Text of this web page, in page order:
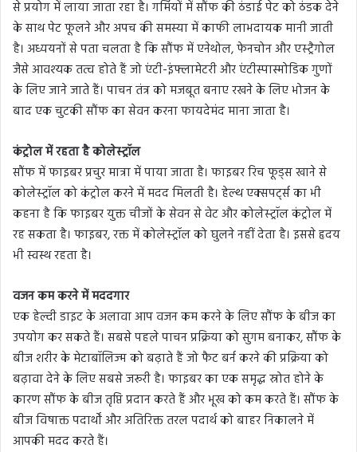
से प्रयोग में लाया जाता रहा है। गर्मियों में सौंफ की ठंडाई पेट को ठंडक देने
के साथ पेट फूलने और अपच की समस्या में काफी लाभदायक मानी जाती
है। अध्ययनों से पता चलता है कि सौंफ में एनेथोल, फेनचोन और एस्ट्रैगोल
जैसे आवश्यक तत्व होते हैं जो एंटी-इंफ्लामेटरी और एंटीस्पास्मोडिक गुणों
के लिए जाने जाते हैं। पाचन तंत्र को मजबूत बनाए रखने के लिए भोजन के
बाद एक चुटकी सौंफ का सेवन करना फायदेमंद माना जाता है।
कंट्रोल में रहता है कोलेस्ट्रॉल
सौंफ में फाइबर प्रचुर मात्रा में पाया जाता है। फाइबर रिच फूड्स खाने से
कोलेस्ट्रॉल को कंट्रोल करने में मदद मिलती है। हेल्थ एक्सपर्ट्स का भी
कहना है कि फाइबर युक्त चीजों के सेवन से वेट और कोलेस्ट्रॉल कंट्रोल में
रह सकता है। फाइबर, रक्त में कोलेस्ट्रॉल को घुलने नहीं देता है। इससे हृदय
भी स्वस्थ रहता है।
वजन कम करने में मददगार
एक हेल्दी डाइट के अलावा आप वजन कम करने के लिए सौंफ के बीज का
उपयोग कर सकते हैं। सबसे पहले पाचन प्रक्रिया को सुगम बनाकर, सौंफ के
बीज शरीर के मेटाबॉलिज्म को बढ़ाते हैं जो फैट बर्न करने की प्रक्रिया को
बढ़ावा देने के लिए सबसे जरूरी है। फाइबर का एक समृद्ध स्रोत होने के
कारण सौंफ के बीज तृप्ति प्रदान करते हैं और भूख को कम करते हैं। सौंफ के
बीज विषाक्त पदार्थों और अतिरिक्त तरल पदार्थ को बाहर निकालने में
आपकी मदद करते हैं।